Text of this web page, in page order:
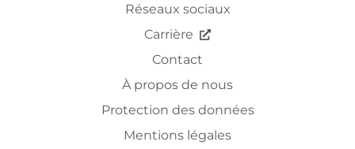
Réseaux sociaux
Carrière
Contact
À propos de nous
Protection des données
Mentions légales